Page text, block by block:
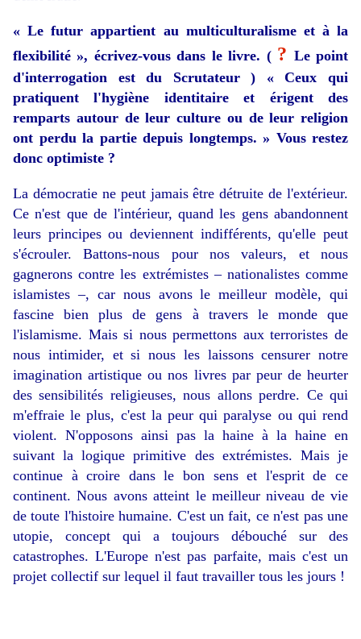
« Le futur appartient au multiculturalisme et à la
flexibilité », écrivez-vous dans le livre. ( ? Le point
d'interrogation est du Scrutateur ) « Ceux qui
pratiquent l'hygiène identitaire et érigent des
remparts autour de leur culture ou de leur religion
ont perdu la partie depuis longtemps. » Vous restez
donc optimiste ?
La démocratie ne peut jamais être détruite de l'extérieur.
Ce n'est que de l'intérieur, quand les gens abandonnent
leurs principes ou deviennent indifférents, qu'elle peut
s'écrouler. Battons-nous pour nos valeurs, et nous
gagnerons contre les extrémistes – nationalistes comme
islamistes –, car nous avons le meilleur modèle, qui
fascine bien plus de gens à travers le monde que
l'islamisme. Mais si nous permettons aux terroristes de
nous intimider, et si nous les laissons censurer notre
imagination artistique ou nos livres par peur de heurter
des sensibilités religieuses, nous allons perdre. Ce qui
m'effraie le plus, c'est la peur qui paralyse ou qui rend
violent. N'opposons ainsi pas la haine à la haine en
suivant la logique primitive des extrémistes. Mais je
continue à croire dans le bon sens et l'esprit de ce
continent. Nous avons atteint le meilleur niveau de vie
de toute l'histoire humaine. C'est un fait, ce n'est pas une
utopie, concept qui a toujours débouché sur des
catastrophes. L'Europe n'est pas parfaite, mais c'est un
projet collectif sur lequel il faut travailler tous les jours !